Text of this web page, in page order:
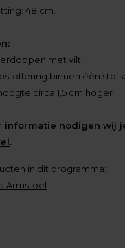
48 cm.
met vilt
binnen één
circa 1,5 cm hoger
informatie nodigen wij
.
in dit programma:
Armstoel